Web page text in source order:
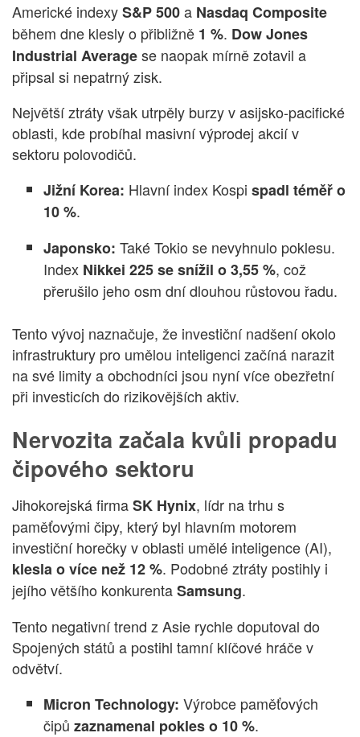
Americké indexyS&P 500a Nasdaq Composite
během dne klesly o přibližně 1 %. Dow Jones
Industrial Averagese naopak mírně zotavil a
připsal si nepatrný zisk.
Největší ztráty však utrpěly burzy v asijsko-pacifické
oblasti, kde probíhal masivní výprodej akcií v
sektoru polovodičů.
Jižní Korea: Hlavní index Kospi spadl téměř o
10 %.
Japonsko: Také Tokio se nevyhnulo poklesu.
Index Nikkei 225 se snížil o 3,55 %, což
přerušilo jeho osm dní dlouhou růstovou řadu.
Tento vývoj naznačuje, že investiční nadšení okolo
infrastruktury pro umělou inteligenci začíná narazit
na své limity a obchodníci jsou nyní více obezřetní
při investicích do rizikovějších aktiv.
Nervozita začala kvůli propadu
čipového sektoru
Jihokorejská firmaSK Hynix, lídr na trhu s
paměťovými čipy, který byl hlavním motorem
investiční horečky v oblasti umělé inteligence (AI),
klesla o více než 12 %. Podobné ztráty postihly i
jejího většího konkurentaSamsung.
Tento negativní trend z Asie rychle doputoval do
Spojených států a postihl tamní klíčové hráče v
odvětví.
Micron Technology: Výrobce paměťových
čipů zaznamenal pokles o 10 %.